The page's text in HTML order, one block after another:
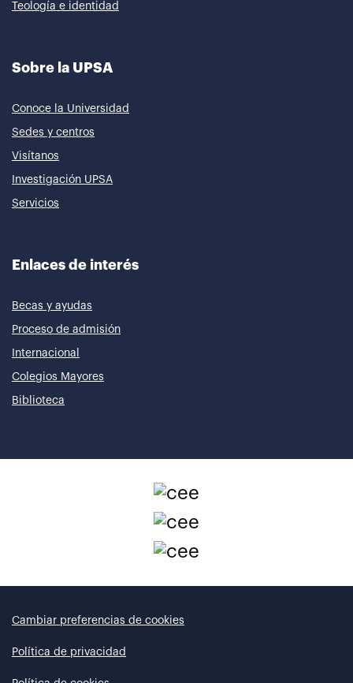
Teología e identidad
Sobre la UPSA
Conoce la Universidad
Sedes y centros
Visítanos
Investigación UPSA
Servicios
Enlaces de interés
Becas y ayudas
Proceso de admisión
Internacional
Colegios Mayores
Biblioteca
Cambiar preferencias de cookies
Política de privacidad